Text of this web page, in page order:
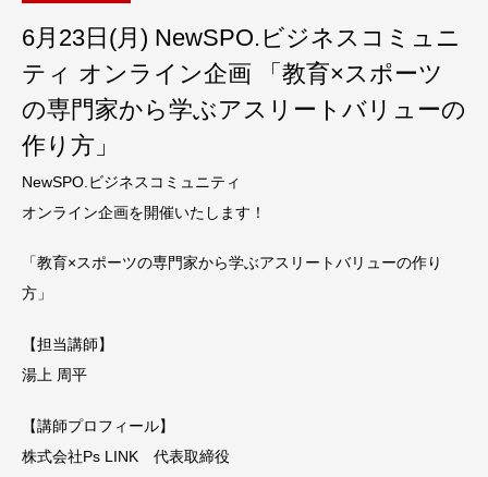
6月23日(月) NewSPO.ビジネスコミュニ
ティ オンライン企画 「教育×スポーツ
の専門家から学ぶアスリートバリューの
作り方」
NewSPO.ビジネスコミュニティ
オンライン企画を開催いたします！
「教育×スポーツの専門家から学ぶアスリートバリューの作り
方」
【担当講師】
湯上 周平
【講師プロフィール】
株式会社Ps LINK 代表取締役